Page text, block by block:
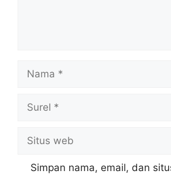
web
Simpan nama, email, dan